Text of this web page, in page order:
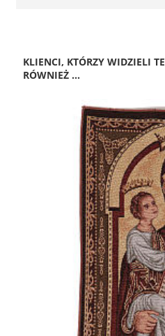
KLIENCI, KTÓRZY WIDZIELI
RÓWNIEŻ ...